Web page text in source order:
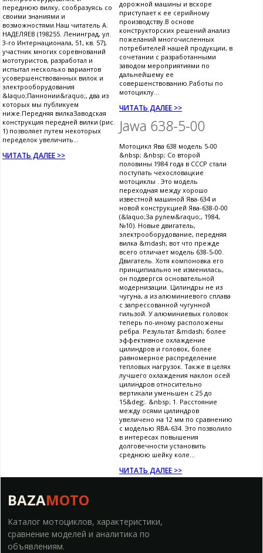
переднюю вилку, сообразуясь со
своими знаниями и
возможностями.Наш читатель А.
НАДЕЛЯЕВ (198255. Ленинград, ул.
3-го Интернационала, 51, кв. 57),
участник многих соревнований
мототуристов, разработал и
испытал несколько вариантов
усовершенствованных вилок и
электрооборудования
&laquo;Паннонии&raquo;, два из
которых мы публикуем
ниже.Передняя вилкаЗаводская
конструкция передней вилки (рис.
1) позволяет путем некоторых
переделок увеличить...
ЧИТАТЬ ДАЛЕЕ >>
дорожной машины и вскоре
приступает к ее серийному
производству.В основе
конструкторских решений анализ
пожеланий многочисленных
потребителей нашей продукции, в
сочетании с разработанными
заводом мероприятиями по
дальнейшему ее
совершенствованию.Работы по
мотоциклу...
ЧИТАТЬ ДАЛЕЕ >>
Jawa 638-5-00
Мотоцикл Ява 638 модель 5-00
&nbsp; &nbsp; Со второй
половины 1984 года в СССР стали
поступать чехословацкие
мотоциклы . Это модель
переходная между хорошо
известной машиной Ява-634 и
новой конструкцией Ява-638-0-00
(&laquo;За рулем&raquo;, 1984,
№10). Новые двигатель,
электрооборудование, передняя
вилка &mdash; вот что прежде
всего отличает модель 638-5-00.
Двигатель. Хотя компоновка его
принципиально не изменилась,
он подвергся основательной
модернизации. Цилиндры не из
чугуна, а из алюминиевого сплава
с запрессованной чугунной
гильзой. У алюминиевых головок
теперь по-иному расположены
ребра. Результат &mdash; более
эффективное охлаждение
цилиндров и головок, более
равномерное распределение
тепловых нагрузок. Также в целях
лучшего охлаждения наклон осей
цилиндров относительно
вертикали уменьшен с 25 до
15&deg;. &nbsp; 1. Расстояние
между осями цилиндров
увеличено на 12 мм по сравнению
с моделью ЯВА-634. Это позволило
в интересах повышения
долговечности установить
среднюю шейку коле...
ЧИТАТЬ ДАЛЕЕ >>
BAZAMOTO
Каталог мотоциклов, характеристики,
сравнение моделей и аналитика по
объявлениям.